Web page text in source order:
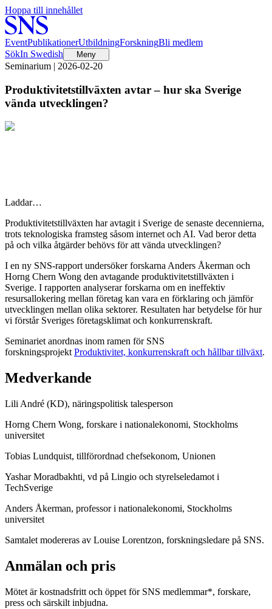
Hoppa till innehållet
EventPublikationerUtbildningForskningBli medlem
SökIn Swedish Meny
Seminarium | 2026-02-20
Produktivitetstillväxten avtar – hur ska Sverige
vända utvecklingen?
Laddar…
Produktivitetstillväxten har avtagit i Sverige de senaste decennierna,
trots teknologiska framsteg såsom internet och AI. Vad beror detta
på och vilka åtgärder behövs för att vända utvecklingen?
I en ny SNS-rapport undersöker forskarna Anders Åkerman och
Horng Chern Wong den avtagande produktivitetstillväxten i
Sverige. I rapporten analyserar forskarna om en ineffektiv
resursallokering mellan företag kan vara en förklaring och jämför
utvecklingen mellan olika sektorer. Resultaten har betydelse för hur
vi förstår Sveriges företagsklimat och konkurrenskraft.
Seminariet anordnas inom ramen för SNS
forskningsprojektProduktivitet, konkurrenskraft och hållbar tillväxt.
Medverkande
Lili André (KD), näringspolitisk talesperson
Horng Chern Wong, forskare i nationalekonomi, Stockholms
universitet
Tobias Lundquist, tillförordnad chefsekonom, Unionen
Yashar Moradbakhti vd på Lingio och styrelseledamot i
TechSverige
Anders Åkerman, professor i nationalekonomi, Stockholms
universitet
Samtalet modereras av Louise Lorentzon, forskningsledare på SNS.
Anmälan och pris
Mötet är kostnadsfritt och öppet för SNS medlemmar*, forskare,
press och särskilt inbjudna.